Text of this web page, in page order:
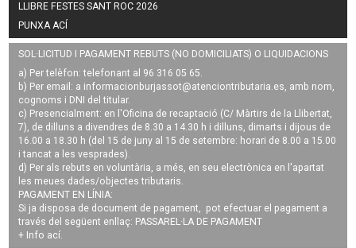
LLIBRE FESTES SANT ROC 2026
PUNXA ACÍ
SOL·LICITUD I PAGAMENT REBUTS (NO DOMICILIATS) O LIQUIDACIONS
a) Per telèfon: telefonant al 96 316 05 65.
b) Per email: a informacionburjassot@atenciontributaria.es, amb nom,
cognoms i DNI del titular.
c) Presencialment: en l'Oficina de recaptació (C/ Màrtirs de la Llibertat,
7), de dilluns a divendres de 8.30 a 14.30 h i dilluns, dimarts i dijous de
16.00 a 18.30 h (del 15 de juny al 15 de setembre: horari de 8.00 a 15.00
i tancat a les vesprades).
d) Per als rebuts en voluntària, a més, en seu electrònica en l'apartat
les meues dades/objectes tributaris.
PAGAMENT EN LÍNIA:
Si ja disposa de document de pagament, pot efectuar el pagament a
través del següent enllaç: PASSAREL·LA DE PAGAMENT
+ Info ací.